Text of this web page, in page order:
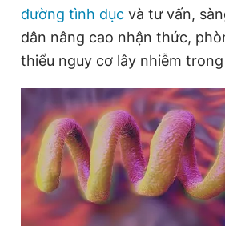
Đọc Thanh Niên trên điện thoại
Theo dõi báo trên
Hotline
0906 645 777
Liên hệ
0908
Đặt báo Quảng cáo
đường tình dục và tư vấn,
dân nâng cao nhận thức,
thiểu nguy cơ lây nhiễm